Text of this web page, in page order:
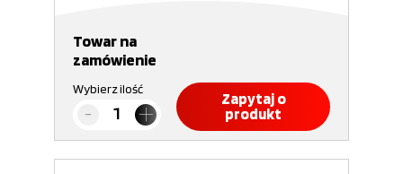
Towar na
zamówienie
Wybierz ilość
Zapytaj o
produkt